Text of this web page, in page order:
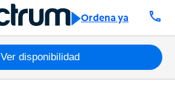
Ordena ya call
Ver disponibilidad